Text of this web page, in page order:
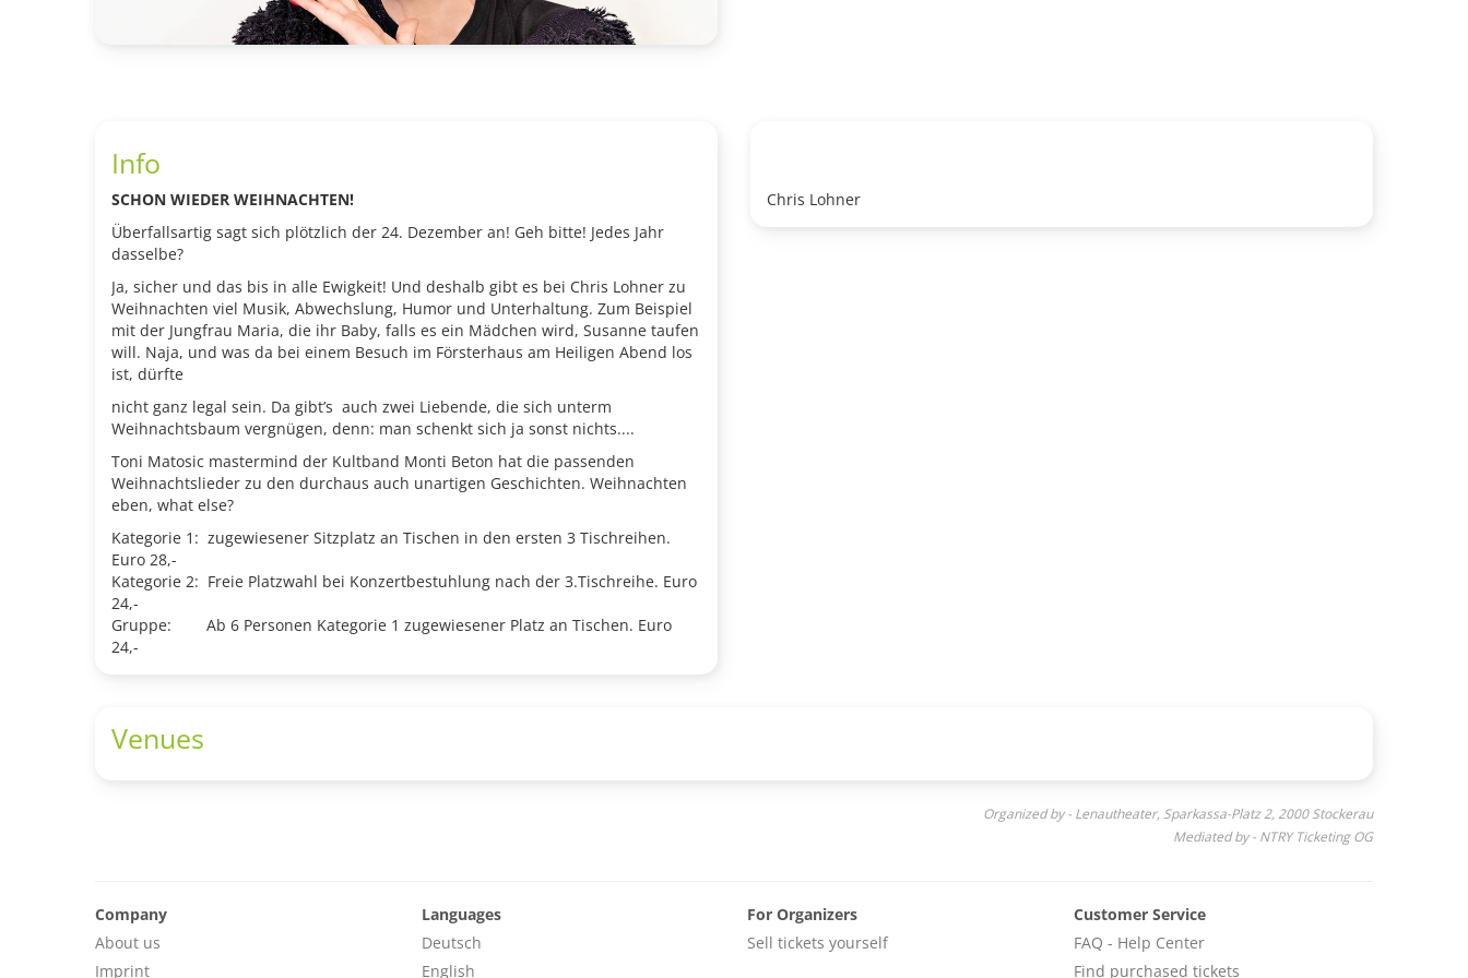
Info
SCHON WIEDER WEIHNACHTEN!
Überfallsartig sagt sich plötzlich der 24. Dezember an! Geh bitte! Jedes Jahr
dasselbe?
Ja, sicher und das bis in alle Ewigkeit! Und deshalb gibt es bei Chris Lohner zu
Weihnachten viel Musik, Abwechslung, Humor und Unterhaltung. Zum Beispiel
mit der Jungfrau Maria, die ihr Baby, falls es ein Mädchen wird, Susanne taufen
will. Naja, und was da bei einem Besuch im Försterhaus am Heiligen Abend los
ist, dürfte
nicht ganz legal sein. Da gibt’s auch zwei Liebende, die sich unterm
Weihnachtsbaum vergnügen, denn: man schenkt sich ja sonst nichts....
Toni Matosic mastermind der Kultband Monti Beton hat die passenden
Weihnachtslieder zu den durchaus auch unartigen Geschichten. Weihnachten
eben, what else?
Kategorie 1: zugewiesener Sitzplatz an Tischen in den ersten 3 Tischreihen.
Euro 28,-
Kategorie 2: Freie Platzwahl bei Konzertbestuhlung nach der 3.Tischreihe. Euro
24,-
Gruppe: Ab 6 Personen Kategorie 1 zugewiesener Platz an Tischen. Euro
24,-
Chris Lohner
Venues
Organized by - Lenautheater, Sparkassa-Platz 2, 2000 Stockerau
Mediated by - NTRY Ticketing OG
Company
About us
Imprint
Languages
Deutsch
English
For Organizers
Sell tickets yourself
Customer Service
FAQ - Help Center
Find purchased tickets